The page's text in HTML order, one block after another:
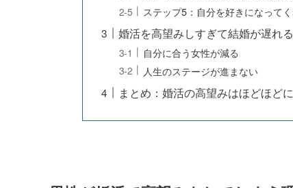
ステップ5：自分を好きになって
婚活を高望みしすぎて結婚が遅れ
自分に合う女性が減る
人生のステージが進まない
まとめ：婚活の高望みはほどほどに